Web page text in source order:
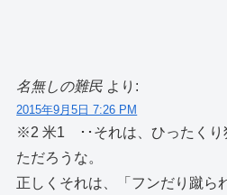
名無しの難民 より:
2015年9月5日 7:26 PM
※2 米1 ･･それは、ひったくり
ただろうな。
正しくそれは、「フンだり蹴ら